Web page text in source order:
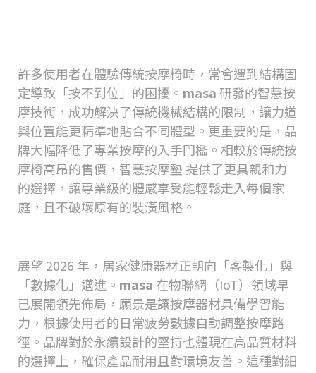
許多使用者在體驗傳統按摩椅時，常會遇到結構固
定導致「按不到位」的困擾。 masa 研發的智慧按
摩技術，成功解決了傳統機械結構的限制，讓力道
與位置能更精準地貼合不同體型。更重要的是，品
牌大幅降低了專業按摩的入手門檻。相較於傳統按
摩椅高昂的售價， 智慧按摩墊提供了更具親和力
的選擇，讓專業級的體感享受能輕鬆走入每個家
庭，且不破壞原有的裝潢風格。
展望2026 年，居家健康器材正朝向「客製化」與
「數據化」邁進。 masa 在物聯網（IoT）領域早
已展開領先佈局，願景是讓按摩器材具備學習能
力，根據使用者的日常疲勞數據自動調整按摩路
徑。品牌對於永續設計的堅持也體現在高品質材料
的選擇上，確保產品耐用且對環境友善。這種對細